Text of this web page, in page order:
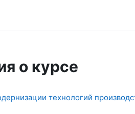
о курсе
технологий